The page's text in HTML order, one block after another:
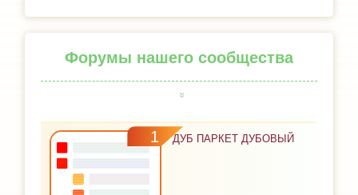
Форумы нашего сообщества
1 ДУБ ПАРКЕТ ДУБОВЫЙ